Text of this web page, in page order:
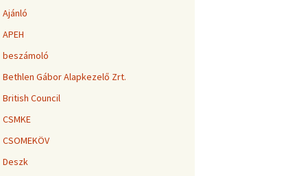
Ajánló
APEH
beszámoló
Bethlen Gábor Alapkezelő Zrt.
British Council
CSMKE
CSOMEKÖV
Deszk